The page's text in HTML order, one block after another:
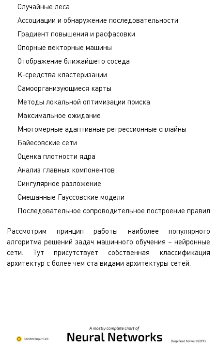
Случайные леса
Ассоциации и обнаружение последовательности
Градиент повышения и расфасовки
Опорные векторные машины
Отображение ближайшего соседа
K-средства кластеризации
Самоорганизующиеся карты
Методы локальной оптимизации поиска
Максимальное ожидание
Многомерные адаптивные регрессионные сплайны
Байесовские сети
Оценка плотности ядра
Анализ главных компонентов
Сингулярное разложение
Смешанные Гауссовские модели
Последовательное сопроводительное построение правил
Рассмотрим принцип работы наиболее популярного
алгоритма решений задач машинного обучения – нейронные
сети. Тут присутствует собственная классификация
архитектур с более чем ста видами архитектуры сетей.